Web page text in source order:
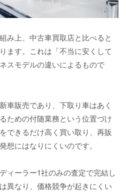
み上、中古車買取店と比べると
ます。これは「不当に安くして
スモデルの違いによるもので
車販売であり、下取り車はあく
ための付随業務という位置づけ
できるだけ高く買い取り、再販
想にはなりにくいのです。
ィーラー1社のみの査定で完結し
異なり、価格競争が起きにくい